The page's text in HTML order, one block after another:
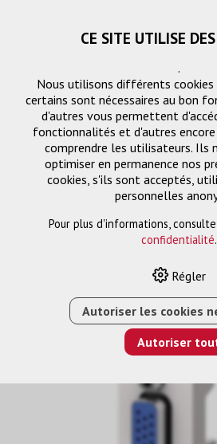
Boîte de
GESTION DES
MODULE VGA F/
CE SITE UTILISE
.
Nous utilisons différents
certains sont nécessaires au bon
d'autres vous permettent
fonctionnalités et d'autres
comprendre les utilisateurs. Ils
optimiser en permanence nos
cookies, s'ils sont acceptés,
personnelles
Pour plus d'informations,
confidentialité.
Régler
Autoriser les cookies
Autoriser